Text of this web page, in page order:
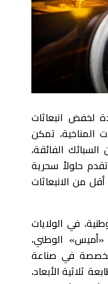
لخفض انبعاثات
المناخية، تمكن
الفائقة،
تقدم حلولاً سحرية
من الانبعاثات
في الولايات
«أميس» الوطني،
في صناعة
ثلاثية الأبعاد،